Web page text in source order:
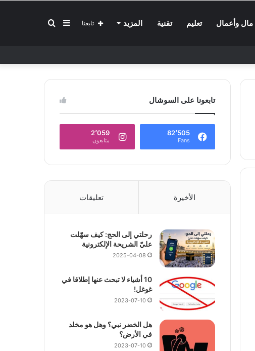
مال وأعمال تعليم تقنية المزيد بحثإضافة
جانبي
تابعنا
تابعونا على السوشال
82٬505
Fans
2٬059
متابعون
الأخيرة تعليقات
رحلتي إلى الحج: كيف سهّلت
عليّ الشريحة الإلكترونية
2025-04-08
10 أشياء لا تبحث عنها إطلاقا في
غوغل!
2023-07-10
هل الخضر نبي؟ وهل هو مخلد
في الأرض؟
2023-07-10